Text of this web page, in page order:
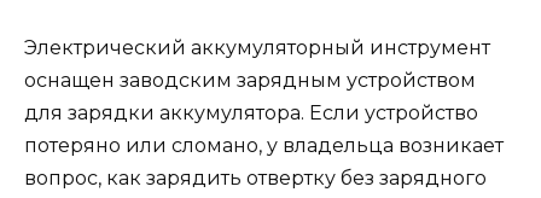
Электрический аккумуляторный инструмент
оснащен заводским зарядным устройством
для зарядки аккумулятора. Если устройство
потеряно или сломано, у владельца возникает
вопрос, как зарядить отвертку без зарядного